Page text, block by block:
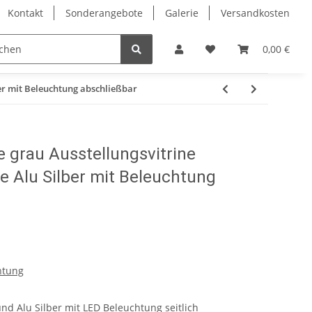
Kontakt Sonderangebote Galerie Versandkosten
0,00 €
Eckvitrinen Hochglanz Design Vitrinen
mit Beleuchtung abschließbar
grau Ausstellungsvitrine
Alu Silber mit Beleuchtung
Alu Silber mit LED Beleuchtung seitlich